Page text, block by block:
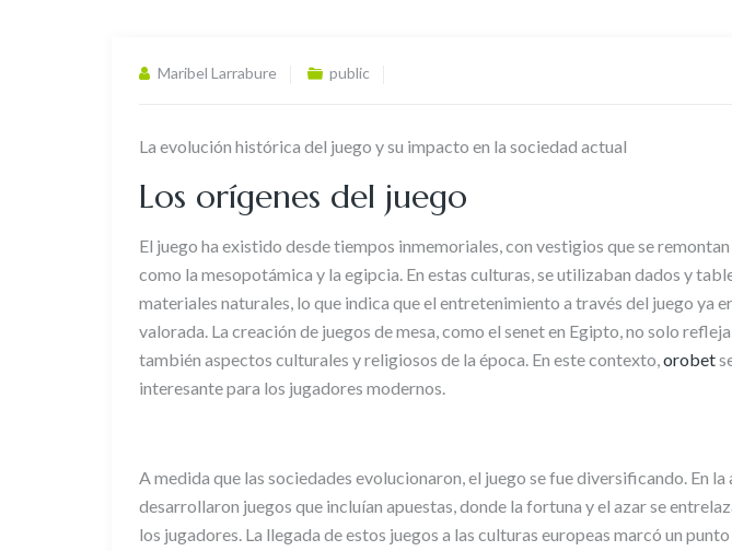
Maribel Larrabure public
La evolución histórica del juego y su impacto en la sociedad actual
Los orígenes del juego
El juego ha existido desde tiempos inmemoriales, con vestigios que se
como la mesopotámica y la egipcia. En estas culturas, se utilizaban dados y
materiales naturales, lo que indica que el entretenimiento a través del juego ya
valorada. La creación de juegos de mesa, como el senet en Egipto, no solo
también aspectos culturales y religiosos de la época. En este contexto,orobet
interesante para los jugadores modernos.
A medida que las sociedades evolucionaron, el juego se fue diversificando. En la
desarrollaron juegos que incluían apuestas, donde la fortuna y el azar se
los jugadores. La llegada de estos juegos a las culturas europeas marcó un